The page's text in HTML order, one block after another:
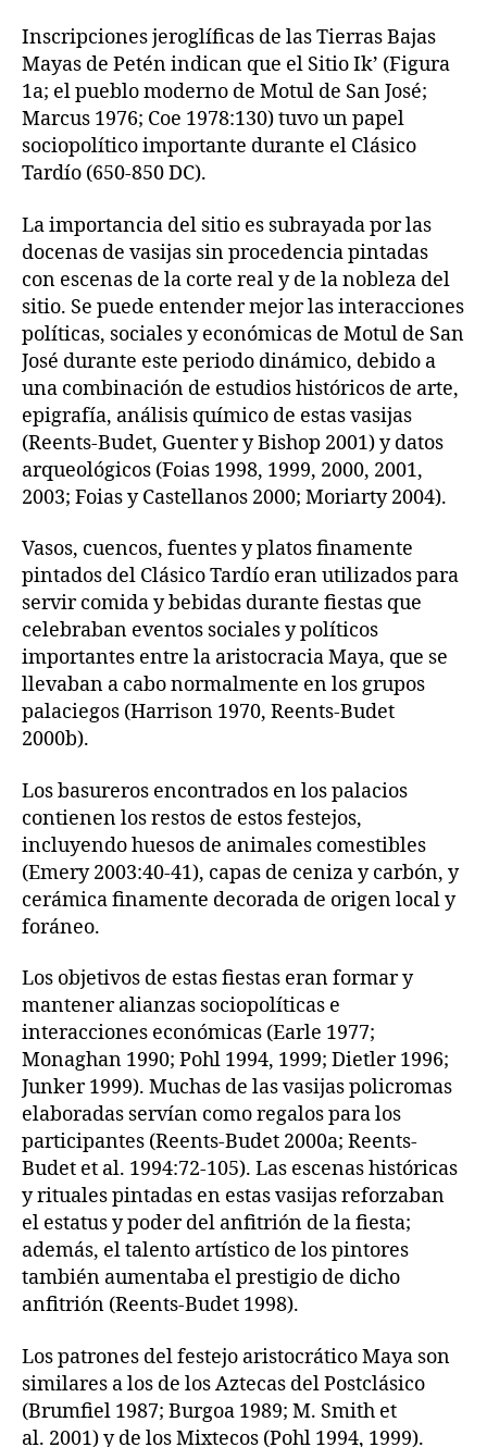
Inscripciones jeroglíficas de las Tierras Bajas
Mayas de Petén indican que el Sitio Ik’ (Figura
1a; el pueblo moderno de Motul de San José;
Marcus 1976; Coe 1978:130) tuvo un papel
sociopolítico importante durante el Clásico
Tardío (650-850 DC).
La importancia del sitio es subrayada por las
docenas de vasijas sin procedencia pintadas
con escenas de la corte real y de la nobleza del
sitio. Se puede entender mejor las interacciones
políticas, sociales y económicas de Motul de San
José durante este periodo dinámico, debido a
una combinación de estudios históricos de arte,
epigrafía, análisis químico de estas vasijas
(Reents-Budet, Guenter y Bishop 2001) y datos
arqueológicos (Foias 1998, 1999, 2000, 2001,
2003; Foias y Castellanos 2000; Moriarty 2004).
Vasos, cuencos, fuentes y platos finamente
pintados del Clásico Tardío eran utilizados para
servir comida y bebidas durante fiestas que
celebraban eventos sociales y políticos
importantes entre la aristocracia Maya, que se
llevaban a cabo normalmente en los grupos
palaciegos (Harrison 1970, Reents-Budet
2000b).
Los basureros encontrados en los palacios
contienen los restos de estos festejos,
incluyendo huesos de animales comestibles
(Emery 2003:40-41), capas de ceniza y carbón, y
cerámica finamente decorada de origen local y
foráneo.
Los objetivos de estas fiestas eran formar y
mantener alianzas sociopolíticas e
interacciones económicas (Earle 1977;
Monaghan 1990; Pohl 1994, 1999; Dietler 1996;
Junker 1999). Muchas de las vasijas policromas
elaboradas servían como regalos para los
participantes (Reents-Budet 2000a; Reents-
Budet et al. 1994:72-105). Las escenas históricas
y rituales pintadas en estas vasijas reforzaban
el estatus y poder del anfitrión de la fiesta;
además, el talento artístico de los pintores
también aumentaba el prestigio de dicho
anfitrión (Reents-Budet 1998).
Los patrones del festejo aristocrático Maya son
similares a los de los Aztecas del Postclásico
(Brumfiel 1987; Burgoa 1989; M. Smith et
al. 2001) y de los Mixtecos (Pohl 1994, 1999).